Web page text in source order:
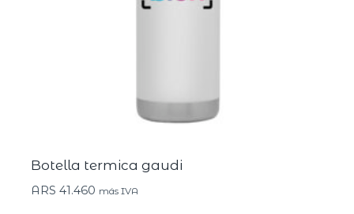
Botella termica gaudi
ARS 41.460 más IVA